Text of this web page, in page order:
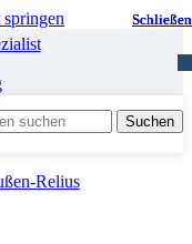
Suchen
Schließen
Schließen
Schließen